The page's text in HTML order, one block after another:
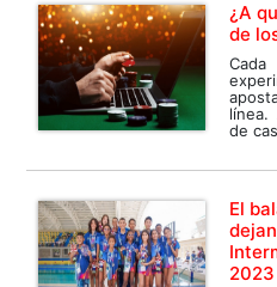
¿A
de
de
El
2023